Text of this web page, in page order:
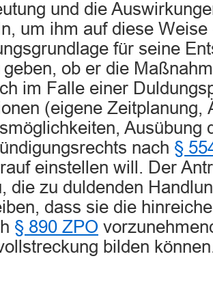
und die
um ihm auf diese Weise
für seine
geben, ob er die
im Falle einer
(eigene Zeitplanung,
Ausübung
nach §
einstellen will. Der
die zu duldenden
dass sie die
§ 890 ZPO
bilden